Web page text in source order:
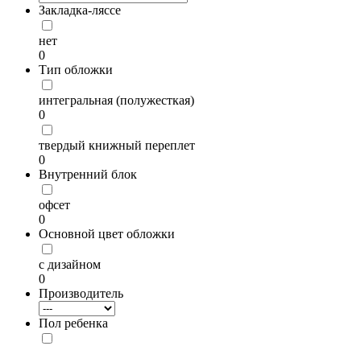
Закладка-ляссе
нет
0
Тип обложки
интегральная (полужесткая)
0
твердый книжный переплет
0
Внутренний блок
офсет
0
Основной цвет обложки
с дизайном
0
Производитель
Пол ребенка